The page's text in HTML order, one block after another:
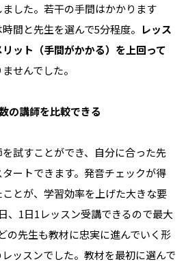
した。若干の手間はかかります
間と先生を選んで5分程度。 レッス
ット（手間がかかる）を上回って
せんでした。
の講師を比較できる
試すことができ、自分に合った先
ートできます。発音チェックが得
とが、学習効率を上げた大きな要
、1日1レッスン受講できるので最大
の先生も教材に忠実に進んでいく形
ッスンでした。教材を最初に選んで